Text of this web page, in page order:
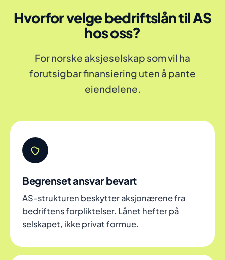
Hvorfor velge bedriftslån til AS
hos oss?
For norske aksjeselskap som vil ha
forutsigbar finansiering uten å pante
eiendelene.
Begrenset ansvar bevart
AS-strukturen beskytter aksjonærene fra
bedriftens forpliktelser. Lånet hefter på
selskapet, ikke privat formue.